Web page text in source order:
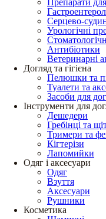
Препарати для
Серцево-
Урологічні
Антибіотики
Ветеринарні
Догляд та гігієна
Пелюшки та
Туалети та
Засоби для
Інструменти для
Дешедери
Гребінці та
Тримери та
Кігтерізи
Лапомийки
Одяг і аксесуари
Одяг
Взуття
Аксесуари
Рушники
Косметика